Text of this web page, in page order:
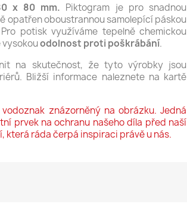
x 80 mm. Piktogram je pro snadnou
opatřen oboustrannou samolepící páskou
potisk využíváme tepelně chemickou
odolnost proti poškrábání.
na skutečnost, že tyto výrobky jsou
Bližší informace naleznete na kartě
znázorněný na obrázku. Jedná
prvek na ochranu našeho díla před naší
která ráda čerpá inspiraci právě u nás.